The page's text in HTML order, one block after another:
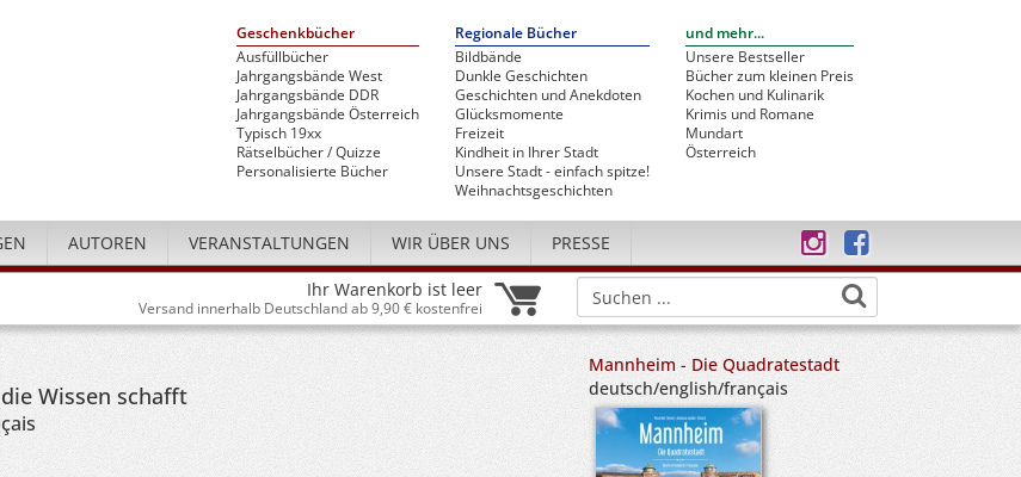
Geschenkbücher
Ausfüllbücher
Jahrgangsbände West
Jahrgangsbände DDR
Jahrgangsbände Österreich
Typisch 19xx
Rätselbücher / Quizze
Personalisierte Bücher
Regionale Bücher
Bildbände
Dunkle Geschichten
Geschichten und Anekdoten
Glücksmomente
Freizeit
Kindheit in Ihrer Stadt
Unsere Stadt - einfach spitze!
Weihnachtsgeschichten
und mehr...
Unsere Bestseller
Bücher zum kleinen Preis
Kochen und Kulinarik
Krimis und Romane
Mundart
Österreich
AUTOREN VERANSTALTUNGEN WIR ÜBER UNS PRESSE
Ihr Warenkorb ist leer
Versand innerhalb Deutschland ab 9,90 € kostenfrei
Wissen schafft
Mannheim - Die Quadratestadt
deutsch/english/français